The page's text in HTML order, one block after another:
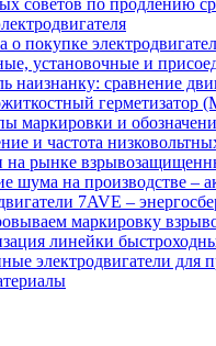
советов по продлению
о покупке
установочные и
наизнанку: сравнение
герметизатор
маркировки и
и частота
рынке
шума на производстве –
7AVE –
маркировку
линейки
электродвигатели для